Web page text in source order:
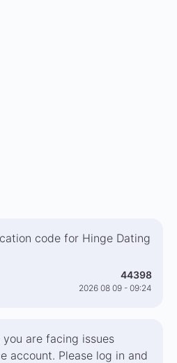
code for Hinge Dating
44398
2026 08 09 - 09:24
are facing issues
account. Please log in and